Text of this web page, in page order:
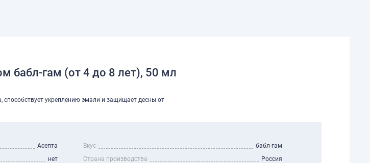
бабл-гам (от 4 до 8 лет), 50 мл
способствует укреплению эмали и защищает десны от
Асепта
нет
Вкус
бабл-гам
Страна производства
Россия